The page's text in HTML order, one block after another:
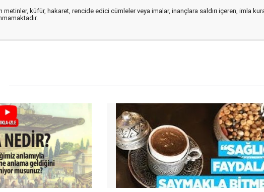
metinler, küfür, hakaret, rencide edici cümleler veya imalar, inançlara saldırı içeren, imla